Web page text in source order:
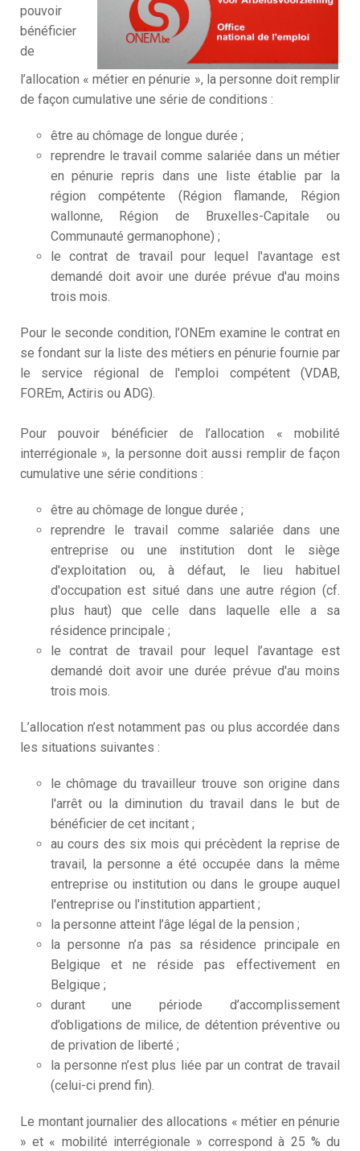
pouvoir
bénéficier
de
l’allocation « métier en pénurie », la personne doit remplir
de façon cumulative une série de conditions :
être au chômage de longue durée ;
reprendre le travail comme salariée dans un métier
en pénurie repris dans une liste établie par la
région compétente (Région flamande, Région
wallonne, Région de Bruxelles-Capitale ou
Communauté germanophone) ;
le contrat de travail pour lequel l'avantage est
demandé doit avoir une durée prévue d'au moins
trois mois.
Pour le seconde condition, l’ONEm examine le contrat en
se fondant sur la liste des métiers en pénurie fournie par
le service régional de l'emploi compétent (VDAB,
FOREm, Actiris ou ADG).
Pour pouvoir bénéficier de l’allocation « mobilité
interrégionale », la personne doit aussi remplir de façon
cumulative une série conditions :
être au chômage de longue durée ;
reprendre le travail comme salariée dans une
entreprise ou une institution dont le siège
d'exploitation ou, à défaut, le lieu habituel
d'occupation est situé dans une autre région (cf.
plus haut) que celle dans laquelle elle a sa
résidence principale ;
le contrat de travail pour lequel l’avantage est
demandé doit avoir une durée prévue d'au moins
trois mois.
L’allocation n’est notamment pas ou plus accordée dans
les situations suivantes :
le chômage du travailleur trouve son origine dans
l'arrêt ou la diminution du travail dans le but de
bénéficier de cet incitant ;
au cours des six mois qui précèdent la reprise de
travail, la personne a été occupée dans la même
entreprise ou institution ou dans le groupe auquel
l'entreprise ou l'institution appartient ;
la personne atteint l’âge légal de la pension ;
la personne n’a pas sa résidence principale en
Belgique et ne réside pas effectivement en
Belgique ;
durant une période d’accomplissement
d’obligations de milice, de détention préventive ou
de privation de liberté ;
la personne n’est plus liée par un contrat de travail
(celui-ci prend fin).
Le montant journalier des allocations « métier en pénurie
» et « mobilité interrégionale » correspond à 25 % du